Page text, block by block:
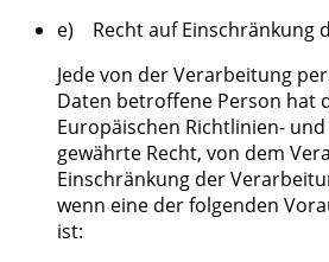
e) Recht auf Einschränkung
Jede von der Verarbeitung
Daten betroffene Person hat
Europäischen Richtlinien-
gewährte Recht, von dem
Einschränkung der
wenn eine der folgenden
ist: